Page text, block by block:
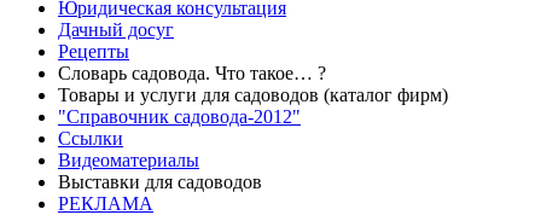
Юридическая консультация
Дачный досуг
Рецепты
Словарь садовода. Что такое… ?
Товары и услуги для садоводов (каталог фирм)
"Справочник садовода-2012"
Ссылки
Видеоматериалы
Выставки для садоводов
РЕКЛАМА